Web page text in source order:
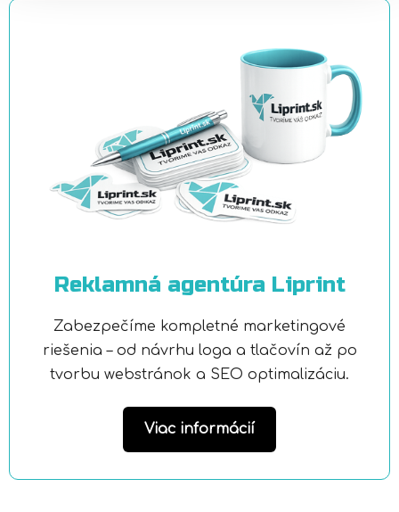
Reklamná agentúra Liprint
Zabezpečíme kompletné marketingové
riešenia – od návrhu loga a tlačovín až po
tvorbu webstránok a SEO optimalizáciu.
Viac informácií